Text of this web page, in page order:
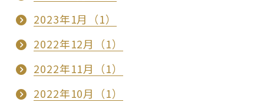
2023年1月（1）
2022年12月（1）
2022年11月（1）
2022年10月（1）